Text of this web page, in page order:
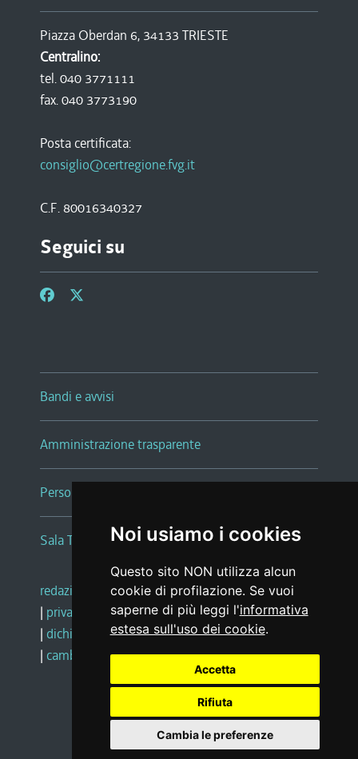
Noi usiamo i cookies
Questo sito NON utilizza alcun
cookie di profilazione. Se vuoi
saperne di più leggi l'informativa
estesa sull'uso dei cookie.
Accetta
Rifiuta
Cambia le preferenze
Piazza Oberdan 6, 34133 TRIESTE
Centralino:
tel. 040 3771111
fax. 040 3773190
Posta certificata:
consiglio@certregione.fvg.it
C.F. 80016340327
Seguici su
Bandi e avvisi
Amministrazione trasparente
Persone e Uffici
Sala Tiziano Tessitori
redazione web |note legali |glossario
| privacy
social media policy
| dichiarazione di accessibilità |feedback
| cambio preferenze cookie
Realizzato da